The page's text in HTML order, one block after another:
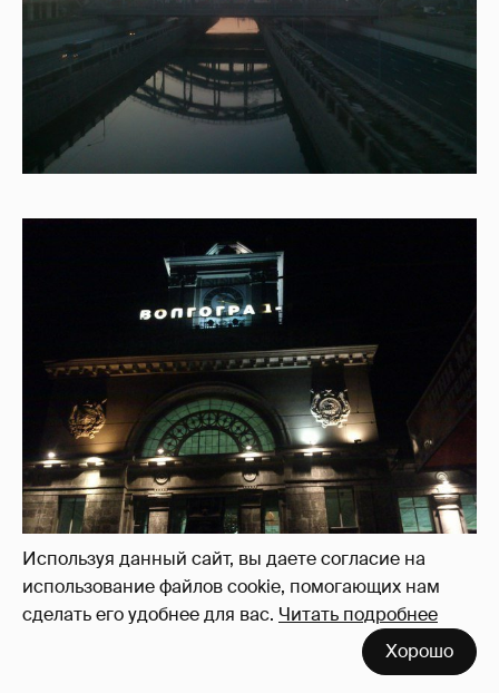
Используя данный сайт, вы даете согласие на
использование файлов cookie, помогающих нам
сделать его удобнее для вас. Читать подробнее
Хорошо